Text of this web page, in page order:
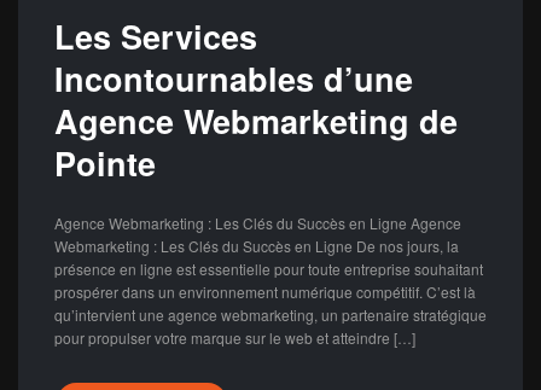
Les Services
Incontournables d’une
Agence Webmarketing de
Pointe
Agence Webmarketing : Les Clés du Succès en Ligne Agence
Webmarketing : Les Clés du Succès en Ligne De nos jours, la
présence en ligne est essentielle pour toute entreprise souhaitant
prospérer dans un environnement numérique compétitif. C’est là
qu’intervient une agence webmarketing, un partenaire stratégique
pour propulser votre marque sur le web et atteindre […]